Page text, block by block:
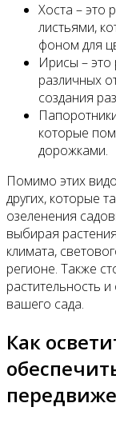
Хоста – это
листьями,
фоном для
Ирисы – это
различных
создания
которые
дорожками.
Помимо этих
других, которые
озеленения
выбирая
климата,
регионе. Также
растительность
вашего сада.
Как